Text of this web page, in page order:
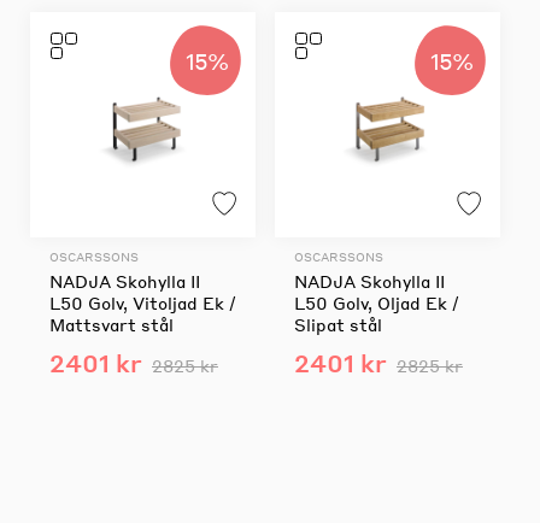
15%
OSCARSSONS
NADJA Skohylla II
L50 Golv, Vitoljad Ek /
Mattsvart stål
2401 kr 2825 kr
15%
OSCARSSONS
NADJA Skohylla II
L50 Golv, Oljad Ek /
Slipat stål
2401 kr 2825 kr